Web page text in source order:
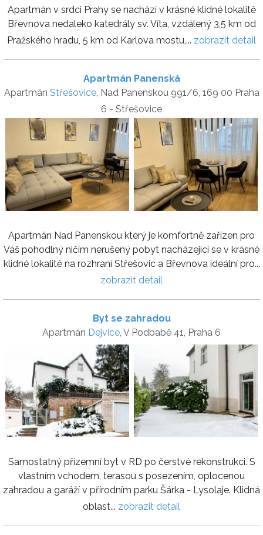
Apartmán v srdci Prahy se nachází v krásné klidné lokalitě
Břevnova nedaleko katedrály sv. Víta, vzdálený 3,5 km od
Pražského hradu, 5 km od Karlova mostu,... zobrazit detail
Apartmán Panenská
Apartmán Střešovice, Nad Panenskou 991/6, 169 00 Praha
6 - Střešovice
Apartmán Nad Panenskou který je komfortně zařízen pro
Váš pohodlný ničím nerušený pobyt nacházející se v krásné
klidné lokalitě na rozhraní Střešovic a Břevnova ideální pro...
zobrazit detail
Byt se zahradou
Apartmán Dejvice, V Podbabě 41, Praha 6
Samostatný přízemní byt v RD po čerstvé rekonstrukci. S
vlastním vchodem, terasou s posezením, oplocenou
zahradou a garáží v přírodním parku Šárka - Lysolaje. Klidná
oblast... zobrazit detail